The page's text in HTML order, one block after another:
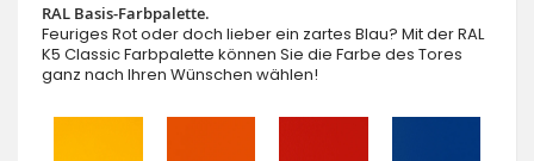
RAL Basis-Farbpalette.
Feuriges Rot oder doch lieber ein zartes Blau? Mit der RAL
K5 Classic Farbpalette können Sie die Farbe des Tores
ganz nach Ihren Wünschen wählen!